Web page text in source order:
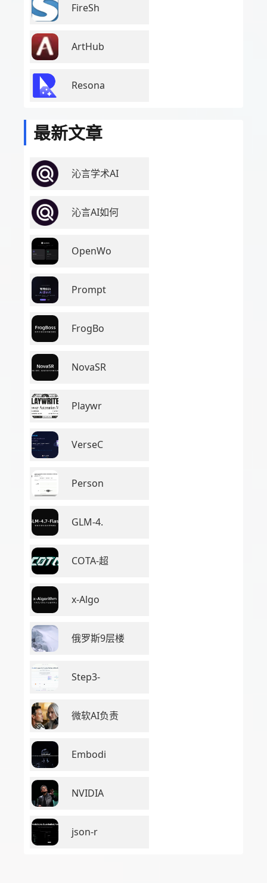
FireSh
ArtHub
Resona
最新文章
沁言学术AI
沁言AI如何
OpenWo
Prompt
FrogBo
NovaSR
Playwr
VerseC
Person
GLM-4.
COTA-超
x-Algo
俄罗斯9层楼
Step3-
微软AI负责
Embodi
NVIDIA
json-r